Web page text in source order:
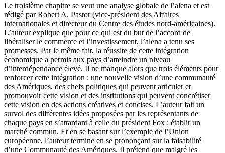
Le troisième chapitre se veut une analyse globale de l’alena et est
rédigé par Robert A. Pastor (vice-président des Affaires
internationales et directeur du Centre des études nord-américaines).
L’auteur explique que pour ce qui est du but de l’accord de
libéraliser le commerce et l’investissement, l’alena a tenu ses
promesses. Par le même fait, la réussite de cette intégration
économique a permis aux pays d’atteindre un niveau
d’interdépendance élevé. Il ne manque alors que trois éléments pour
renforcer cette intégration : une nouvelle vision d’une communauté
des Amériques, des chefs politiques qui peuvent articuler et
promouvoir cette vision et des institutions qui peuvent concrétiser
cette vision en des actions créatives et concises. L’auteur fait un
survol des différentes idées proposées par les représentants de
chaque pays en s’attardant à celle du président Fox : établir un
marché commun. Et en se basant sur l’exemple de l’Union
européenne, l’auteur termine en se prononçant sur la faisabilité
d’une Communauté des Amériques. Il prétend que malgré les